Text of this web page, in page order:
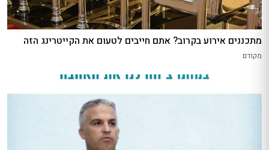
מתכננים אירוע בקרוב? אתם חייבים לטעום את הקייטרינג הזה
מקודם